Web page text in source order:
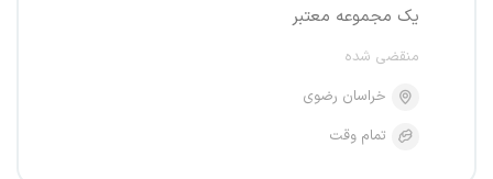
یک مجموعه معتبر
منقضی شده
خراسان رضوی
تمام وقت